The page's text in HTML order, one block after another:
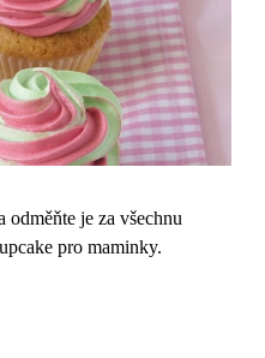
odměňte je za všechnu
pro maminky.